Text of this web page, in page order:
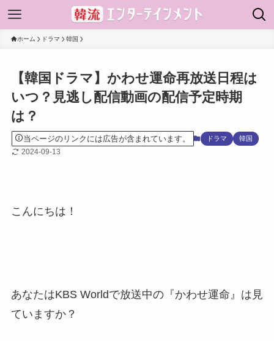
ホーム ドラマ 韓国
【韓国ドラマ】かわせ運命再放送日程は
いつ？見逃し配信動画の配信予定時期
は？
当ページのリンクには広告が含まれています。 ドラマ 韓国
2024-09-13
こんにちは！
あなたはKBS Worldで放送中の『かわせ運命』は見
ていますか？